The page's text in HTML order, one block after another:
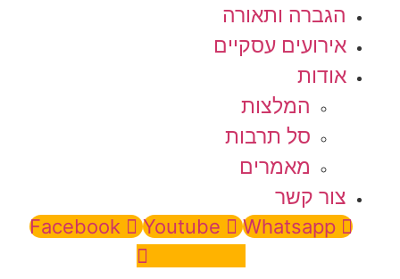
הגברה ותאורה
אירועים עסקיים
אודות
המלצות
סל תרבות
מאמרים
צור קשר
Facebook
Youtube
Whatsapp